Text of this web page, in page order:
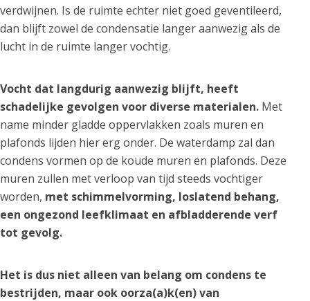
verdwijnen. Is de ruimte echter niet goed geventileerd,
dan blijft zowel de condensatie langer aanwezig als de
lucht in de ruimte langer vochtig.
Vocht dat langdurig aanwezig blijft, heeft
schadelijke gevolgen voor diverse materialen. Met
name minder gladde oppervlakken zoals muren en
plafonds lijden hier erg onder. De waterdamp zal dan
condens vormen op de koude muren en plafonds. Deze
muren zullen met verloop van tijd steeds vochtiger
worden, met schimmelvorming, loslatend behang,
een ongezond leefklimaat en afbladderende verf
tot gevolg.
Het is dus niet alleen van belang om condens te
bestrijden, maar ook oorza(a)k(en) van